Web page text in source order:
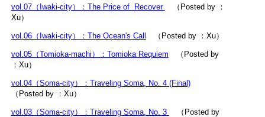
vol.07（Iwaki-city）：The Price of Recover
（Posted by ：
Xu）
vol.06（Iwaki-city）：The Ocean's Call （Posted by ：Xu）
vol.05（Tomioka-machi）：Tomioka Requiem （Posted by
：Xu）
vol.04（Soma-city）：Traveling Soma, No. 4 (Final)
（Posted by ：Xu）
vol.03（Soma-city）：Traveling Soma, No. 3
（Posted by